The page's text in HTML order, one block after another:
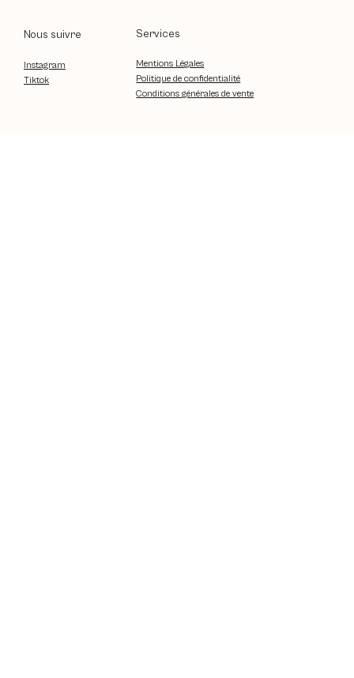
Nous suivre
Instagram
Tiktok
Services
Mentions Légales
Politique de confidentialité
Conditions générales de vente